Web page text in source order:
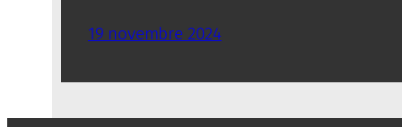
19 novembre 2024